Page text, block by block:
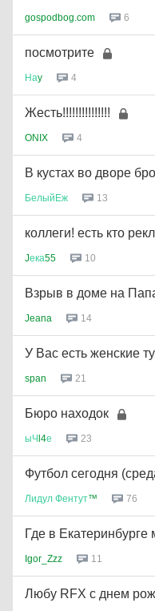
gospodbog.com 6
посмотрите
Наy 4
Жесть!!!!!!!!!!!!!!!
ONIX 4
В кустах во дворе
БелыйЕж 13
коллеги! есть кто
Jека55 10
Взрыв в доме на
Jeana 14
У Вас есть женские
span 21
Бюро находок
ыЧl4е 23
Футбол сегодня
Лидул Фентут™ 76
Где в
Igor_Zzz 11
Любу RFX с днем